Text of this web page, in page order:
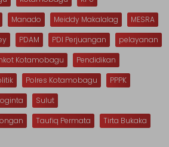
Manado Meiddy Makalalag
MESRA
PDAM PDI Perjuangan
pelayanan
Kotamobagu
Pendidikan
Polres Kotamobagu
PPPK
Sulut
Taufiq Permata
Tirta Bukaka